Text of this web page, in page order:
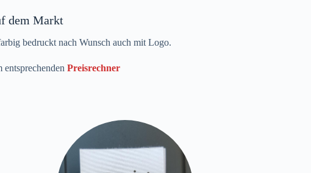
dem Markt
bedruckt nach Wunsch auch mit Logo.
Preisrechner